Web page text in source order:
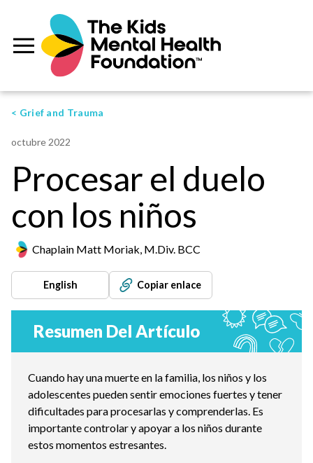
< Grief and Trauma
octubre 2022
Procesar el duelo
con los niños
Chaplain Matt Moriak, M.Div. BCC
English Copiar enlace
Resumen Del Artículo
Cuando hay una muerte en la familia, los niños y los
adolescentes pueden sentir emociones fuertes y tener
dificultades para procesarlas y comprenderlas. Es
importante controlar y apoyar a los niños durante
estos momentos estresantes.